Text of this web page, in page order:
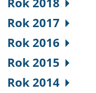
Rok 2017
Rok 2016
Rok 2015
Rok 2014